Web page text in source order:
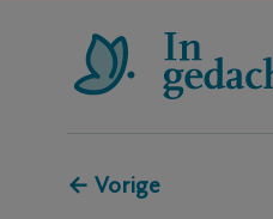
← Vorige